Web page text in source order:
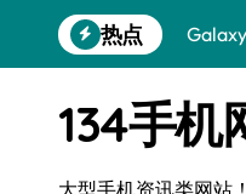
到
热点
三星
S25美
134手机
大型手机资讯类网站！